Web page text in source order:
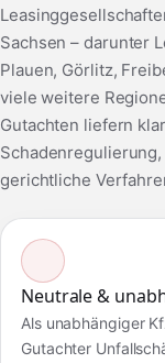
Sachsen – darunter
Plauen, Görlitz,
viele weitere
Gutachten liefern
gerichtliche
Neutrale &
Als unabhängiger
Gutachter